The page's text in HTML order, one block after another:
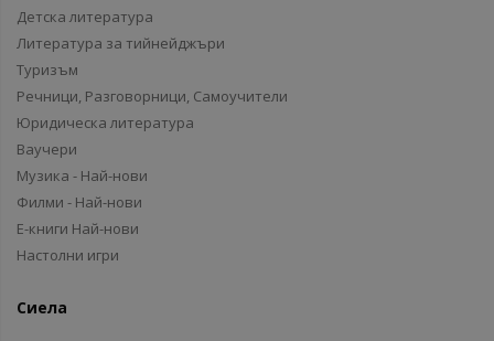
Детска литература
Литература за тийнейджъри
Туризъм
Речници, Разговорници, Самоучители
Юридическа литература
Ваучери
Музика - Най-нови
Филми - Най-нови
Е-книги Най-нови
Настолни игри
Сиела